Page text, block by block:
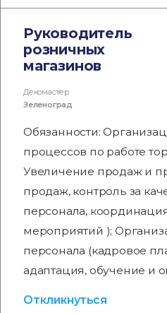
Руководитель
розничных
магазинов
Декомастер
Зеленоград
Обязанности:
процессов по работе
Увеличение продаж и
продаж, контроль за
персонала,
мероприятий );
персонала (кадровое
адаптация, обучение и
Откликнуться